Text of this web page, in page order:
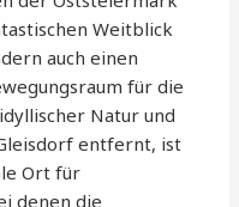
Weitblick
auch einen
für die
Natur und
entfernt, ist
Ort für
denen die